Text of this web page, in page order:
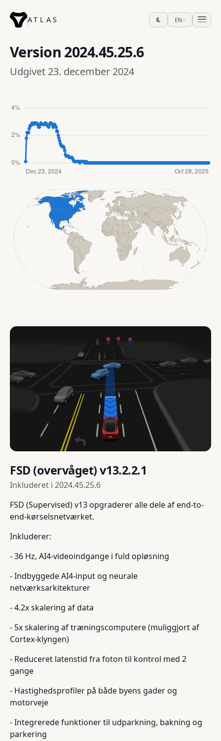
ATLAS EN
Version 2024.45.25.6
Udgivet 23. december 2024
FSD (overvåget) v13.2.2.1
Inkluderet i 2024.45.25.6
FSD (Supervised) v13 opgraderer alle dele af end-to-
end-kørselsnetværket.
Inkluderer:
- 36 Hz, AI4-videoindgange i fuld opløsning
- Indbyggede AI4-input og neurale
netværksarkitekturer
- 4.2x skalering af data
- 5x skalering af træningscomputere (muliggjort af
Cortex-klyngen)
- Reduceret latenstid fra foton til kontrol med 2
gange
- Hastighedsprofiler på både byens gader og
motorveje
- Integrerede funktioner til udparkning, bakning og
parkering